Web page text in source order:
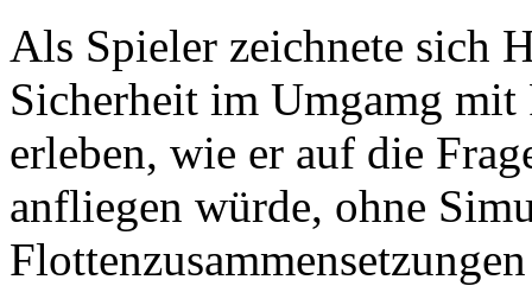
Als Spieler zeichnete sich
Sicherheit im Umgamg
erleben, wie er auf die
anfliegen würde, ohne